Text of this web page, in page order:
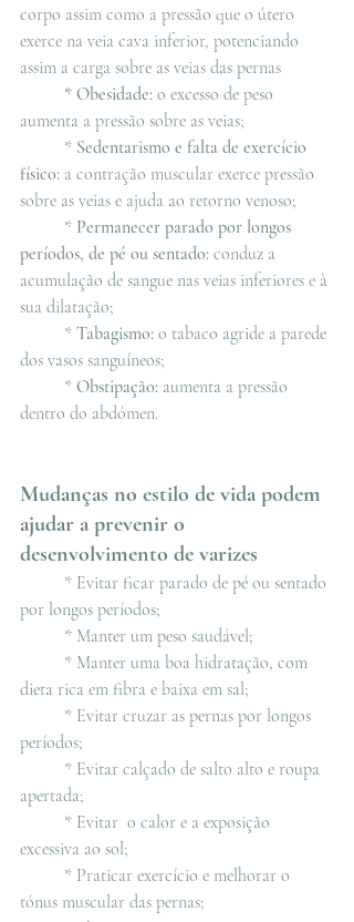
corpo assim como a pressão que o útero
exerce na veia cava inferior, potenciando
assim a carga sobre as veias das pernas
	*
Obesidade: o excesso de peso
aumenta a pressão sobre as veias;
	*
Sedentarismo e falta de exercício
físico: a contração muscular exerce pressão
sobre as veias e ajuda ao retorno venoso;
* Permanecer parado por longos
períodos, de pé ou sentado: conduz a
acumulação de sangue nas veias inferiores e à
sua dilatação;
	*
Tabagismo: o tabaco agride a parede
dos vasos sanguíneos;
	*
Obstipação: aumenta a pressão
dentro do abdómen.
Mudanças no estilo de vida podem
ajudar a prevenir o
desenvolvimento de varizes
* Evitar ficar parado de pé ou sentado
por longos períodos;
* Manter um peso saudável;
* Manter uma boa hidratação, com
dieta rica em fibra e baixa em sal;
* Evitar cruzar as pernas por longos
períodos;
* Evitar calçado de salto alto e roupa
apertada;
* Evitar  o calor e a exposição
excessiva ao sol;
* Praticar exercício e melhorar o
tónus muscular das pernas;